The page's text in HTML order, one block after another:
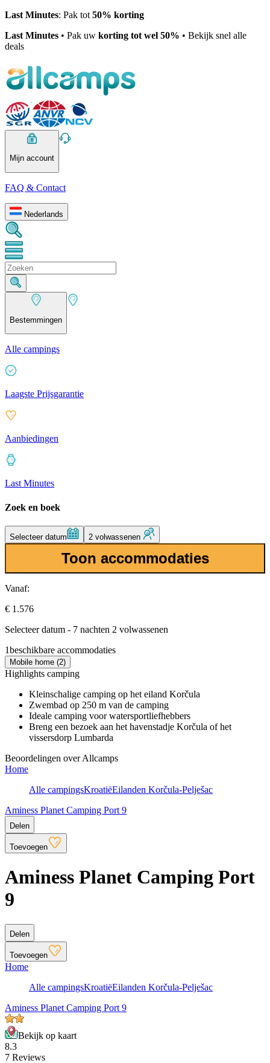
Last Minutes: Pak tot 50% korting
Last Minutes • Pak uw korting tot wel 50% • Bekijk snel alle
deals
Mijn account
FAQ & Contact
Nederlands
Bestemmingen
Alle campings
Laagste Prijsgarantie
Aanbiedingen
Last Minutes
Zoek en boek
Selecteer datum 2 volwassenen
Toon accommodaties
Vanaf:
€ 1.576
Selecteer datum - 7 nachten 2 volwassenen
1beschikbare accommodaties
Mobile home (2)
Highlights camping
Kleinschalige camping op het eiland Korčula
Zwembad op 250 m van de camping
Ideale camping voor watersportliefhebbers
Breng een bezoek aan het havenstadje Korčula of het
vissersdorp Lumbarda
Beoordelingen over Allcamps
Home
Alle campingsKroatiëEilanden Korčula-Pelješac
Aminess Planet Camping Port 9
Delen
Toevoegen
Aminess Planet Camping Port
9
Delen
Toevoegen
Home
Alle campingsKroatiëEilanden Korčula-Pelješac
Aminess Planet Camping Port 9
Bekijk op kaart
8.3
7 Reviews